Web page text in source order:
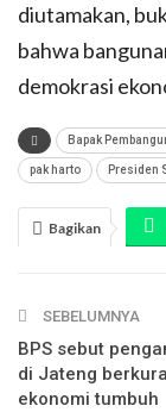
diutamakan,
bahwa
demokrasi
Bapak
pak harto Presiden
Bagikan
SEBELUMNYA
BPS sebut
di Jateng
ekonomi tumbuh